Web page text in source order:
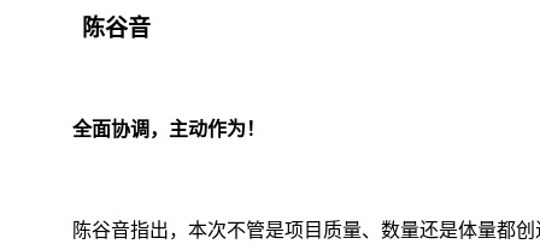
陈谷音
全面协调，主动作为！
陈谷音指出，本次不管是项目质量、数量还是体量都创